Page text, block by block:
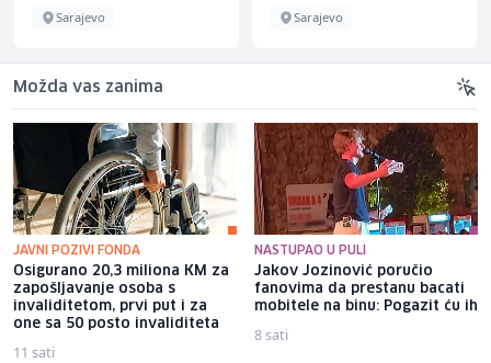
Sarajevo Sarajevo
Možda vas zanima
JAVNI POZIVI FONDA
Osigurano 20,3 miliona KM za
zapošljavanje osoba s
invaliditetom, prvi put i za
one sa 50 posto invaliditeta
11 sati
NASTUPAO U PULI
Jakov Jozinović poručio
fanovima da prestanu bacati
mobitele na binu: Pogazit ću ih
8 sati